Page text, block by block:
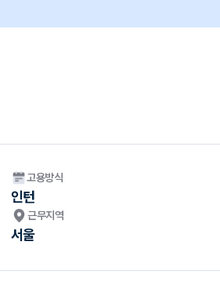
고용방식
인턴
근무지역
서울